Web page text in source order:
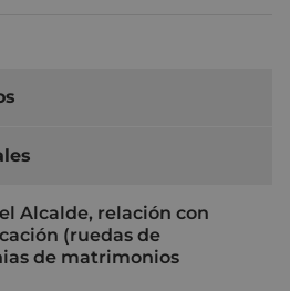
Alcalde, relación con
(ruedas de
de matrimonios